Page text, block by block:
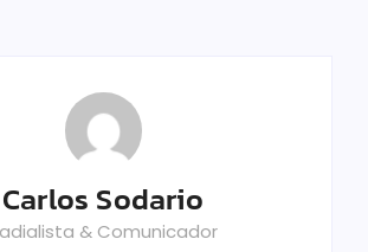
Carlos Sodario
& Comunicador